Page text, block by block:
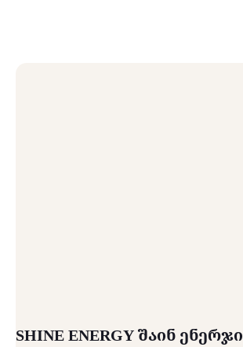
SHINE ENERGY ᲨᲐᲘᲜ ᲔᲜᲔᲠᲯᲘ